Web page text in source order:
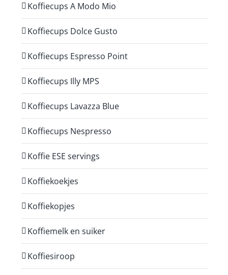
Koffiecups A Modo Mio
Koffiecups Dolce Gusto
Koffiecups Espresso Point
Koffiecups Illy MPS
Koffiecups Lavazza Blue
Koffiecups Nespresso
Koffie ESE servings
Koffiekoekjes
Koffiekopjes
Koffiemelk en suiker
Koffiesiroop